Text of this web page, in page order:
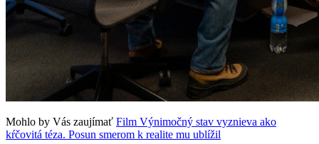
Mohlo by Vás zaujímať Film Výnimočný stav vyznieva ako
kŕčovitá téza. Posun smerom k realite mu ublížil